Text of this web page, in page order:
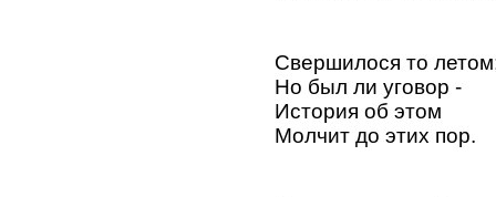
Свершилося то
Но был ли уговор -
История об этом
Молчит до этих пор.